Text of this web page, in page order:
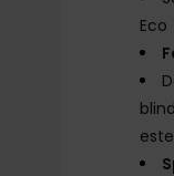
Eco